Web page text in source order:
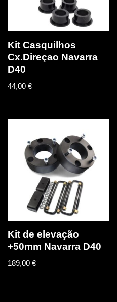
Kit Casquilhos
Cx.Direçao Navarra
D40
44,00 €
Kit de elevação
+50mm Navarra D40
189,00 €